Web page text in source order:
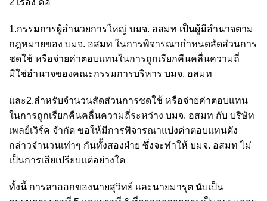
1.กรรมการผู้อำนวยการใหญ่ บมจ. อสมท เป็นผู้มีอำนาจตาม
กฎหมายของ บมจ. อสมท ในการพิจารณากำหนดสัดส่วนการ
ชดใช้ หรือจ่ายค่าตอบแทนในการถูกเรียกคืนคลื่นความถี่
มิใช่อำนาจของคณะกรรมการบริหาร บมจ. อสมท
และ2.สำหรับจำนวนสัดส่วนการชดใช้ หรือจ่ายค่าตอบแทน
ในการถูกเรียกคืนคลื่นความถี่ระหว่าง บมจ. อสมท กับ บริษัท
เพลย์เวิร์ค จำกัด ขอให้มีการพิจารณาแบ่งค่าตอบแทนดัง
กล่าวจำนวนเท่าๆ กันทั้งสองฝ่าย ซึ่งจะทำให้ บมจ. อสมท ไม่
เป็นการเสียเปรียบแต่อย่างใด
ทั้งนี้ การลาออกของนายสุวิทย์ และนายมารุต นับเป็น